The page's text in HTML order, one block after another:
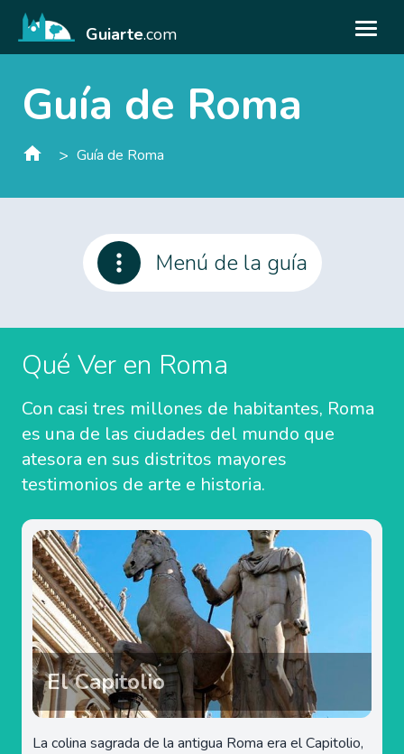
Guiarte.com
Guía de Roma
> Guía de Roma
Menú de la guía
Qué Ver en Roma
Con casi tres millones de habitantes, Roma
es una de las ciudades del mundo que
atesora en sus distritos mayores
testimonios de arte e historia.
El Capitolio
La colina sagrada de la antigua Roma era el Capitolio,